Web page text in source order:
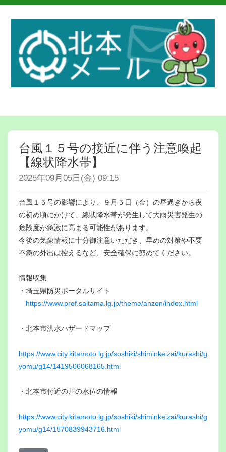
台風１５号の接近に伴う注意喚起
【線状降水帯】
2025年09月05日(金) 09:15
台風１５号の影響により、９月５日（金）の昼過ぎから夜
の初め頃にかけて、線状降水帯が発生して大雨災害発生の
危険度が急激に高まる可能性があります。
今後の気象情報に十分御注意いただき、早めの対策や不要
不急の外出は控えるなど、安全確保に努めてください。
情報収集
・埼玉県防災ポータルサイト
https://www.pref.saitama.lg.jp/theme/anzen/index.html
・北本市洪水ハザードマップ
https://www.city.kitamoto.lg.jp/soshiki/shiminkeizai/kurashi/g
yomu/g14/1419506068165.html
・北本市付近の川の水位の情報
https://www.city.kitamoto.lg.jp/soshiki/shiminkeizai/kurashi/g
yomu/g14/1570839943716.html